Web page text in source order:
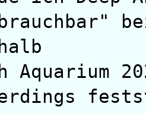
Aquarium